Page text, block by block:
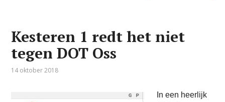
Kesteren 1 redt het niet
tegen DOT Oss
14 oktober 2018
In een heerlijk